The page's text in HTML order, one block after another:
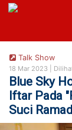
https://
Talk Show
18 Mar 2023 |
Blue Sky
Iftar Pada
Suci